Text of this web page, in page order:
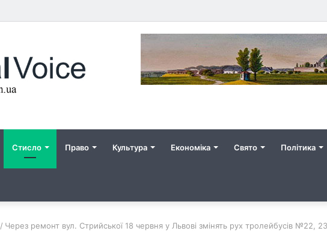
Стисло Право Культура Економіка Свято Політика
/ Через ремонт вул. Стрийської 18 червня у Львові змінять рух тролейбусів №22,